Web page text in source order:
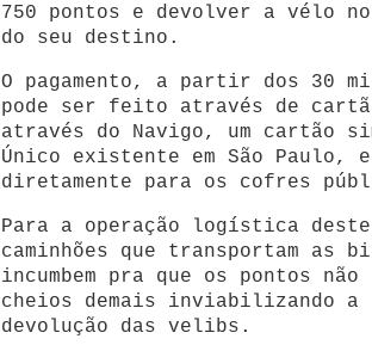
750 pontos e devolver a vélo
do seu destino.
O pagamento, a partir dos 30
pode ser feito através de
através do Navigo, um cartão
Único existente em São Paulo,
diretamente para os cofres
Para a operação logística
caminhões que transportam as
incumbem pra que os pontos
cheios demais inviabilizando
devolução das velibs.